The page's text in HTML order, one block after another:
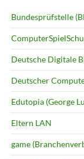
Bundesprüfstelle
Deutsche Digitale
Deutscher
Edutopia (George
Eltern LAN
game